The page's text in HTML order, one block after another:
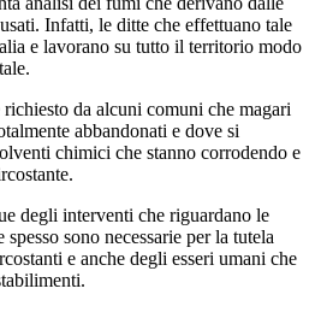
Infatti, le ditte che effettuano tale
e lavorano su tutto il territorio modo
da alcuni comuni che magari
abbandonati e dove si
chimici che stanno corrodendo e
degli interventi che riguardano le
spesso sono necessarie per la tutela
e anche degli esseri umani che